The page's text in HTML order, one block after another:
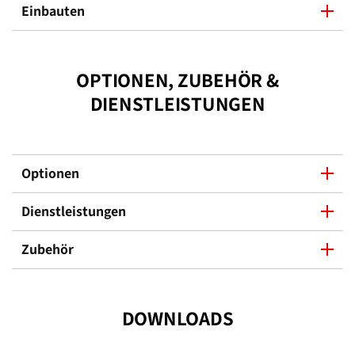
Einbauten
OPTIONEN, ZUBEHÖR &
DIENSTLEISTUNGEN
Optionen
Dienstleistungen
Zubehör
DOWNLOADS